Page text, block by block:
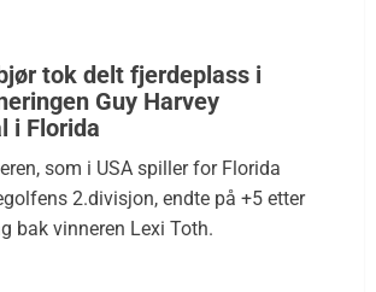
tok delt fjerdeplass i
Guy Harvey
i Florida
som i USA spiller for Florida
2.divisjon, endte på +5 etter
bak vinneren Lexi Toth.